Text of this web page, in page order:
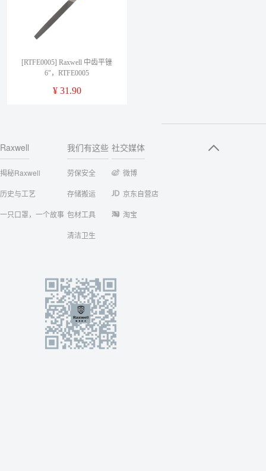
[RTFE0005] Raxwell 中齿平锉
6"，RTFE0005
¥ 31.90
Raxwell
揭秘Raxwell
历史与工艺
一只口罩，一个故事
我们有这些
劳保安全
存储搬运
包材工具
清洁卫生
社交媒体
微博
京东自营店
淘宝